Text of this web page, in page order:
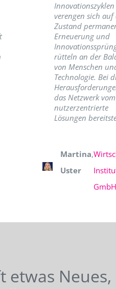
Innovationszyklen
verengen sich auf
Zustand
Erneuerung und
rütteln an der
von Menschen
Technologie. Bei
das Netzwerk
nutzerzentrierte
Lösungen
Martina
Uster
,
GmbH
etwas Neues,